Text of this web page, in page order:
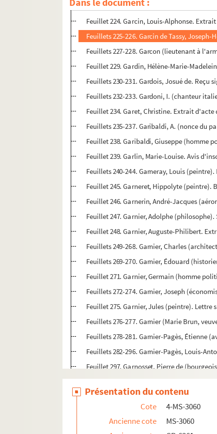
Feuillets 219-223. Garcin, A. M.
Feuillet 224. Garcin, Louis-Alphonse.
Feuillets 225-226. Garcin de Tassy,
Feuillets 227-228. Garcon (lieutenant à
Feuillet 229. Gardin, Hélène-Marie-
Feuillets 230-231. Gardois, Josué de. Reçu
Feuillets 232-233. Gardoni, I. (chanteur
Feuillet 234. Garet, Christine. Extrait d'acte
Feuillets 235-237. Garibaldi, A. (nonce du
Feuillet 238. Garibaldi, Giuseppe (homme
Feuillet 239. Garlin, Marie-Louise. Avis
Feuillets 240-244. Garneray, Louis
Feuillet 245. Garneret, Hippolyte (peintre).
Feuillet 246. Garnerin, André-Jacques
Feuillet 247. Garnier, Adolphe
Feuillet 248. Garnier, Auguste-Philibert.
Feuillets 249-268. Garnier, Charles
Feuillets 269-270. Garnier, Édouard
Feuillet 271. Garnier, Germain (homme
Feuillets 272-274. Garnier, Joseph
Feuillet 275. Garnier, Jules (peintre).
Feuillets 276-277. Garnier (Marie Brun,
Feuillets 278-281. Garnier-Pagès, Étienne
Feuillets 282-296. Garnier-Pagès, Louis-
Feuillet 297. Garnosset, Pierre de
Feuillets 298-304. Garnot, Marguerite
Feuillet 305. Garoux, Simon (maître sellier).
Feuillets 306-307. Garran de Coulon,
Feuillet 308. Garre, Edme-Sophie. Extrait
Présentation du contenu
Cote
4-MS-3060
Ancienne cote
MS-3060